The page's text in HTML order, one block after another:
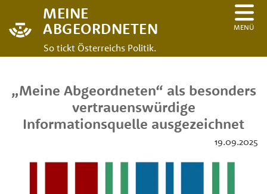
MEINE
ABGEORDNETEN
So tickt Österreichs Politik.
MENÜ
19.09.2025
„Meine Abgeordneten“ als besonders
vertrauenswürdige
Informationsquelle ausgezeichnet